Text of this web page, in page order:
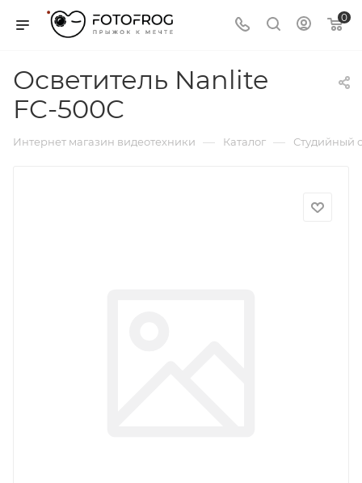
0
Осветитель Nanlite
FC-500C
Интернет магазин видеотехники — Каталог — Студийный